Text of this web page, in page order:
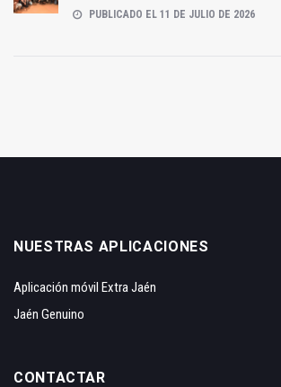
PUBLICADO EL 11 DE JULIO DE 2026
NUESTRAS APLICACIONES
Aplicación móvil Extra Jaén
Jaén Genuino
CONTACTAR